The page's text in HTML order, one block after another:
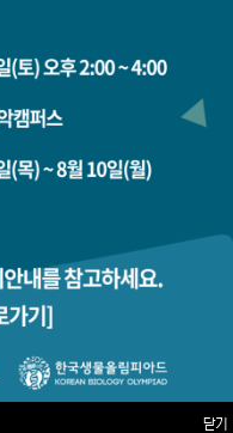
Olympiad
안내
닫기